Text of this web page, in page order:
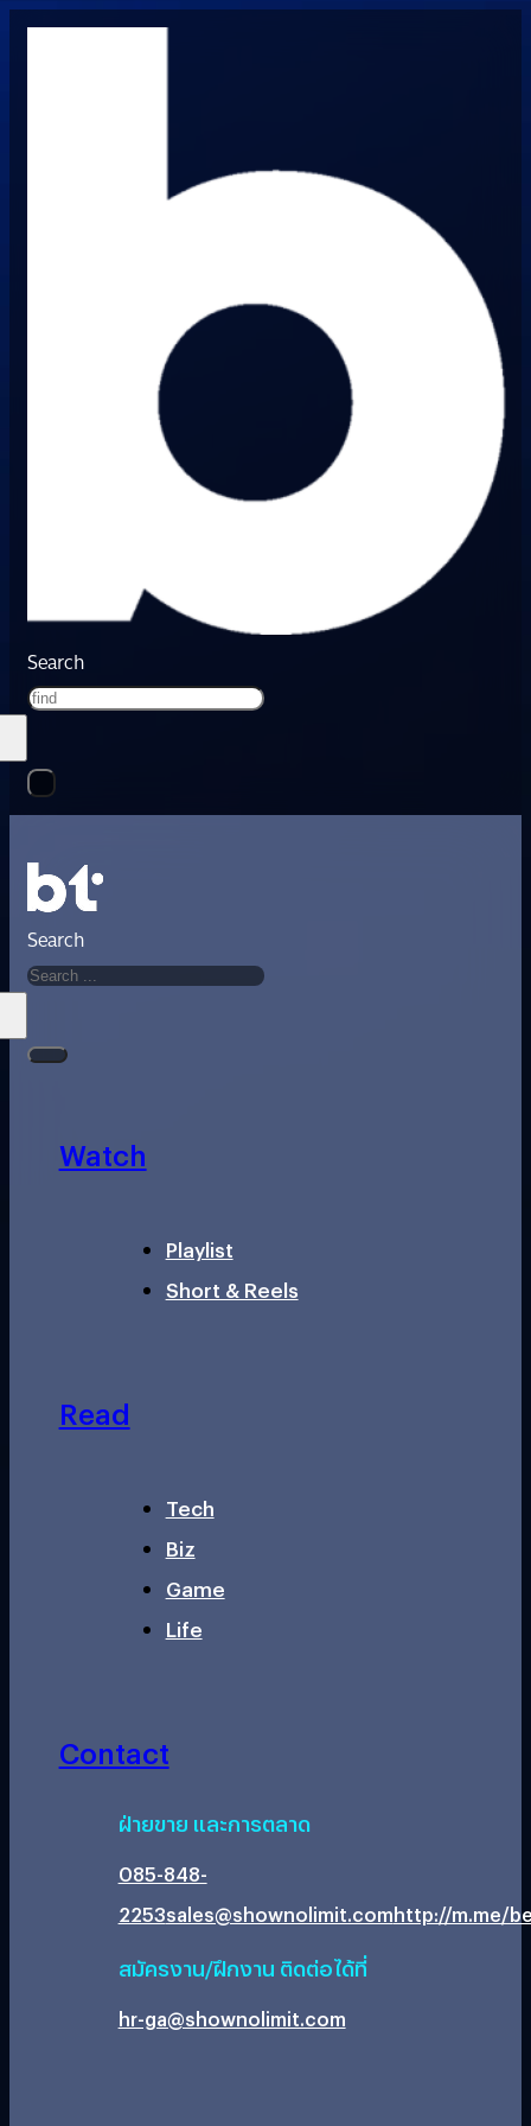
Search
Search
Watch
Playlist
Short & Reels
Read
Tech
Biz
Game
Life
Contact
ฝ่ายขาย และการตลาด
085-848-
2253sales@shownolimit.comhttp://m.me/
สมัครงาน/ฝึกงาน ติดต่อได้ที่
hr-ga@shownolimit.com